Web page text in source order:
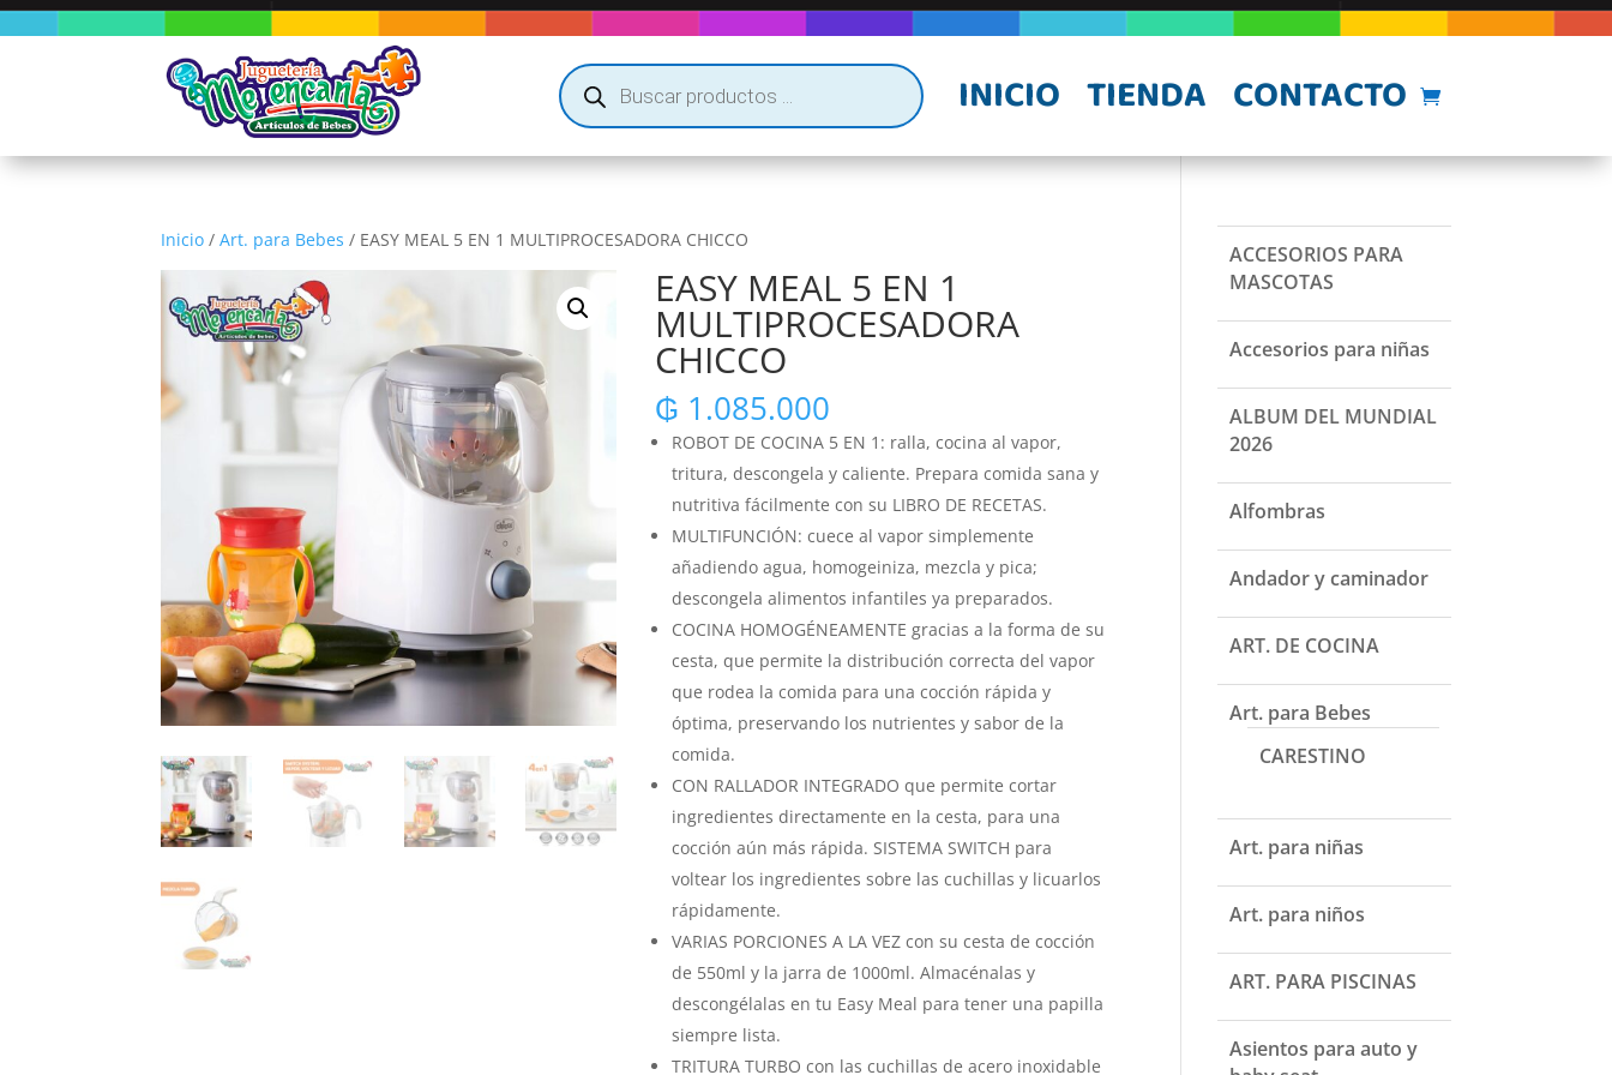
Búsqueda
de
productos INICIO TIENDA CONTACTO
Inicio /Art. para Bebes / EASY MEAL 5 EN 1 MULTIPROCESADORA CHICCO
EASY MEAL 5 EN 1
MULTIPROCESADORA
CHICCO
₲ 1.085.000
ROBOT DE COCINA 5 EN 1: ralla, cocina al vapor,
tritura, descongela y caliente. Prepara comida sana y
nutritiva fácilmente con su LIBRO DE RECETAS.
MULTIFUNCIÓN: cuece al vapor simplemente
añadiendo agua, homogeiniza, mezcla y pica;
descongela alimentos infantiles ya preparados.
COCINA HOMOGÉNEAMENTE gracias a la forma de su
cesta, que permite la distribución correcta del vapor
que rodea la comida para una cocción rápida y
óptima, preservando los nutrientes y sabor de la
comida.
CON RALLADOR INTEGRADO que permite cortar
ingredientes directamente en la cesta, para una
cocción aún más rápida. SISTEMA SWITCH para
voltear los ingredientes sobre las cuchillas y licuarlos
rápidamente.
VARIAS PORCIONES A LA VEZ con su cesta de cocción
de 550ml y la jarra de 1000ml. Almacénalas y
descongélalas en tu Easy Meal para tener una papilla
siempre lista.
TRITURA TURBO con las cuchillas de acero inoxidable
ACCESORIOS PARA
MASCOTAS
Accesorios para niñas
ALBUM DEL MUNDIAL
2026
Alfombras
Andador y caminador
ART. DE COCINA
Art. para Bebes
CARESTINO
Art. para niñas
Art. para niños
ART. PARA PISCINAS
Asientos para auto y